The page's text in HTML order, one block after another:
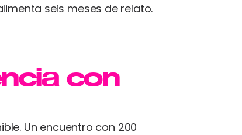
seis meses de relato.
con
Un encuentro con 200